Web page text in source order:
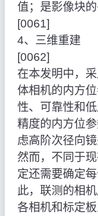
值；是影像块的
[0061]
4、三维重建
[0062]
在本发明中，
体相机的内方
性、可靠性和
精度的内方位
虑高阶次径向
然而，不同于
定还需要确定
此，联测的相
各相机和标定